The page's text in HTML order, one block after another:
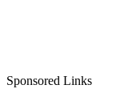
Sponsored Links